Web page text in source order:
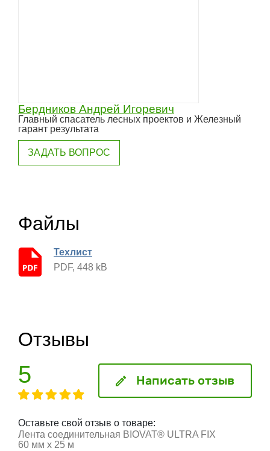
Бердников Андрей Игоревич
Главный спасатель лесных проектов и Железный
гарант результата
ЗАДАТЬ ВОПРОС
Файлы
Техлист
PDF, 448 kB
Отзывы
5 Написать отзыв
Оставьте свой отзыв о товаре:
Лента соединительная BIOVAT® ULTRA FIX
60 мм х 25 м